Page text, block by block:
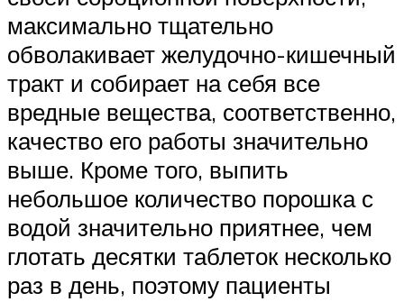
максимально тщательно
обволакивает желудочно-кишечный
тракт и собирает на себя все
вредные вещества, соответственно,
качество его работы значительно
выше. Кроме того, выпить
небольшое количество порошка с
водой значительно приятнее, чем
глотать десятки таблеток несколько
раз в день, поэтому пациенты